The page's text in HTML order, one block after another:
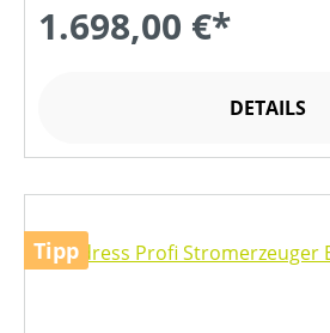
1.698,00 €*
DETAILS
Tipp